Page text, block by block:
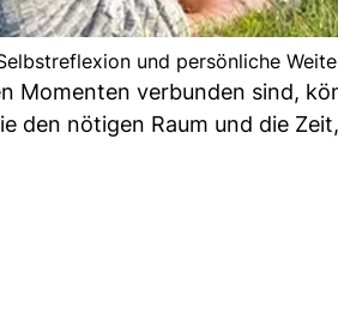
und persönliche
Momenten verbunden sind,
den nötigen Raum und die